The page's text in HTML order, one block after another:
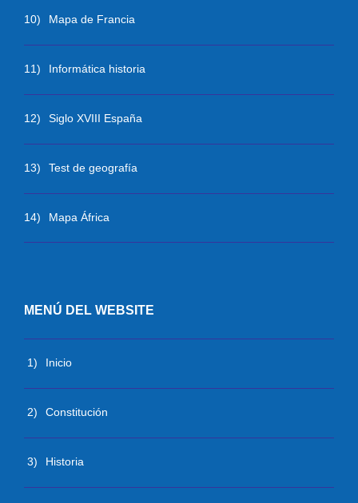
10) Mapa de Francia
11) Informática historia
12) Siglo XVIII España
13) Test de geografía
14) Mapa África
MENÚ DEL WEBSITE
1) Inicio
2) Constitución
3) Historia